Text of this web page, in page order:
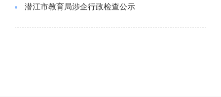
潜江市教育局涉企行政检查公示